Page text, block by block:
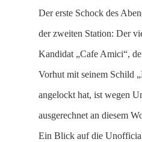
Der erste Schock des
der zweiten Station: Der
Kandidat „Cafe Amici“,
Vorhut mit seinem Schild
angelockt hat, ist wegen
ausgerechnet an diesem
Ein Blick auf die